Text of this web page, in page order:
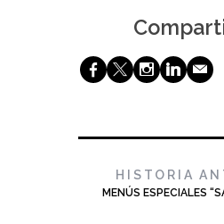
b a x j @
HISTORIA
MENÚS ESPECIALES